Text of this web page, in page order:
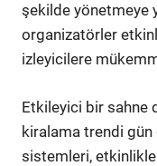
şekilde yönetmeye
organizatörler
izleyicilere
Etkileyici bir sahne
kiralama trendi gün
sistemleri,